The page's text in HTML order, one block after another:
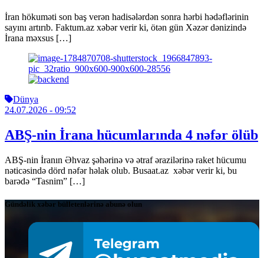
İran hökuməti son baş verən hadisələrdən sonra hərbi hədəflərinin
sayını artırıb. Faktum.az xəbər verir ki, ötən gün Xəzər dənizində
İrana məxsus […]
Dünya
24.07.2026 - 09:52
ABŞ-nin İrana hücumlarında 4 nəfər ölüb
ABŞ-nin İranın Əhvaz şəhərinə və ətraf ərazilərinə raket hücumu
nəticəsində dörd nəfər həlak olub. Busaat.az xəbər verir ki, bu
barədə “Tasnim” […]
Gündəlik xəbər bülletenlərinə abunə olun